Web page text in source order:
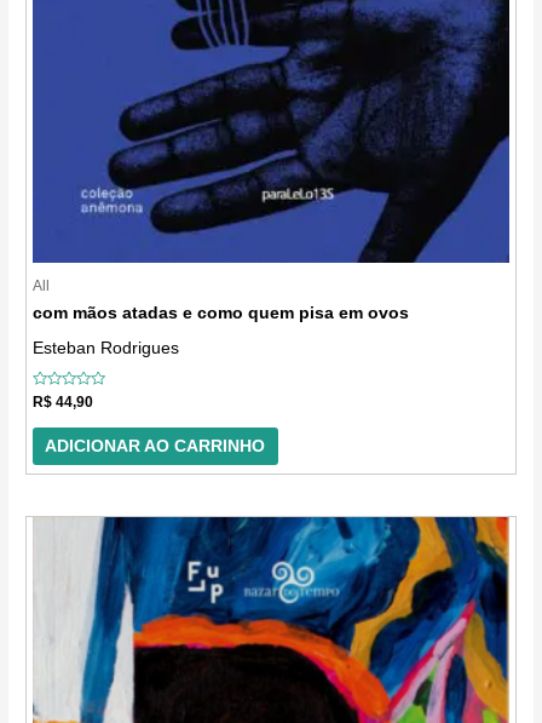
All
com mãos atadas e como quem pisa em ovos
Esteban Rodrigues
Avaliação
0
de
R$ 44,90
ADICIONAR AO CARRINHO